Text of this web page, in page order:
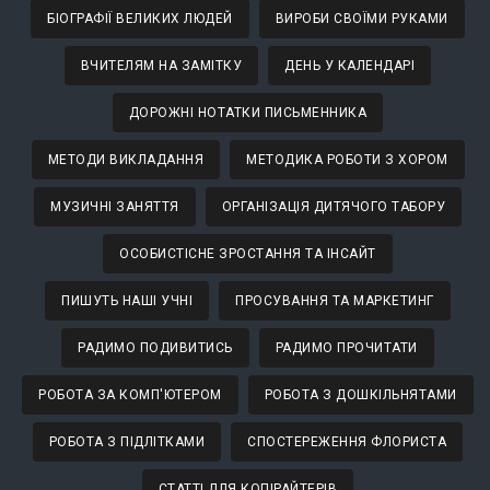
БІОГРАФІЇ ВЕЛИКИХ ЛЮДЕЙ ВИРОБИ СВОЇМИ РУКАМИ
ВЧИТЕЛЯМ НА ЗАМІТКУ ДЕНЬ У КАЛЕНДАРІ
ДОРОЖНІ НОТАТКИ ПИСЬМЕННИКА
МЕТОДИ ВИКЛАДАННЯ МЕТОДИКА РОБОТИ З ХОРОМ
МУЗИЧНІ ЗАНЯТТЯ ОРГАНІЗАЦІЯ ДИТЯЧОГО ТАБОРУ
ОСОБИСТІСНЕ ЗРОСТАННЯ ТА ІНСАЙТ
ПИШУТЬ НАШІ УЧНІ ПРОСУВАННЯ ТА МАРКЕТИНГ
РАДИМО ПОДИВИТИСЬ РАДИМО ПРОЧИТАТИ
РОБОТА ЗА КОМП'ЮТЕРОМ РОБОТА З ДОШКІЛЬНЯТАМИ
РОБОТА З ПІДЛІТКАМИ СПОСТЕРЕЖЕННЯ ФЛОРИСТА